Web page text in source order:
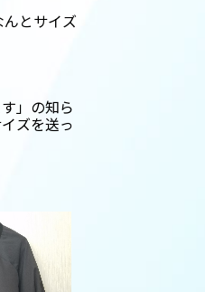
とサイズ
」の知ら
ズを送っ